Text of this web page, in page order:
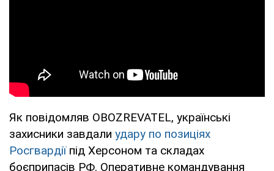
Як повідомляв OBOZREVATEL, українські
захисники завдали удару по позиціях
Росгвардіїпід Херсоном та складах
боєприпасів РФ. Оперативне командування